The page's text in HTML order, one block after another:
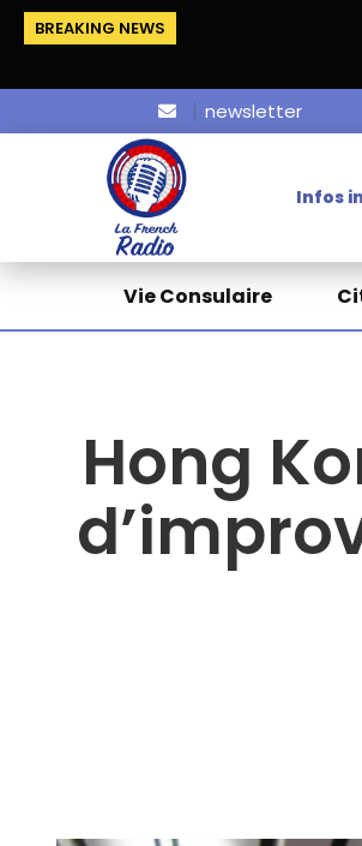
BREAKING NEWS
newsletter
Infos
Vie Consulaire
Hong